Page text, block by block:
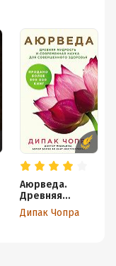
Аюрведа.
Древняя
мудрость и
современная
Дипак Чопра